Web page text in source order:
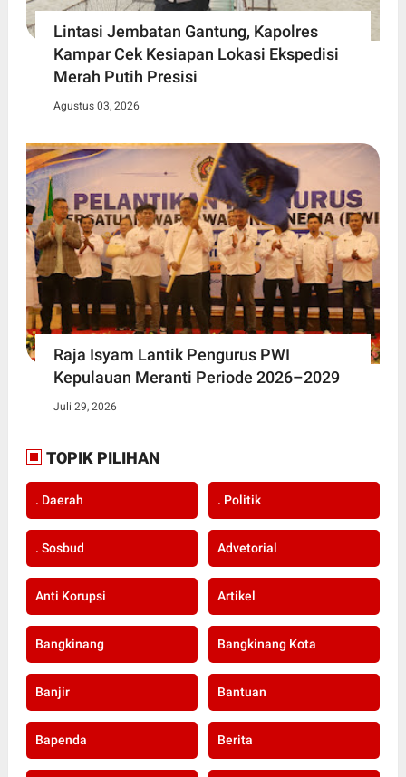
Lintasi Jembatan Gantung, Kapolres
Kampar Cek Kesiapan Lokasi Ekspedisi
Merah Putih Presisi
Agustus 03, 2026
Raja Isyam Lantik Pengurus PWI
Kepulauan Meranti Periode 2026–2029
Juli 29, 2026
TOPIK PILIHAN
. Daerah . Politik
. Sosbud Advetorial
Anti Korupsi Artikel
Bangkinang Bangkinang Kota
Banjir Bantuan
Bapenda Berita